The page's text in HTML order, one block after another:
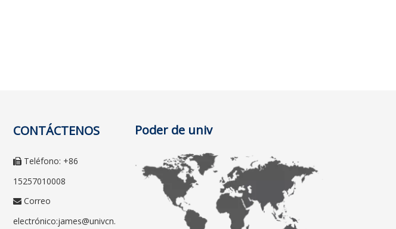
CONTÁCTENOS
 Teléfono: +86
15257010008
 Correo
electrónico:james@univcn.
Poder de univ